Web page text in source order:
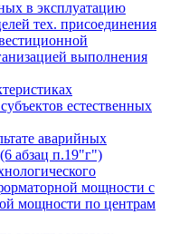
в эксплуатацию
тех. присоединения
выполнения
естественных
аварийных
абзац п.19"г")
мощности с
мощности по центрам